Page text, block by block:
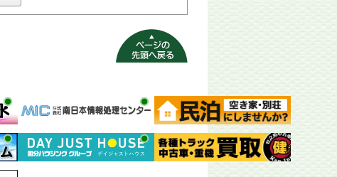
ページの先頭へ
戻る